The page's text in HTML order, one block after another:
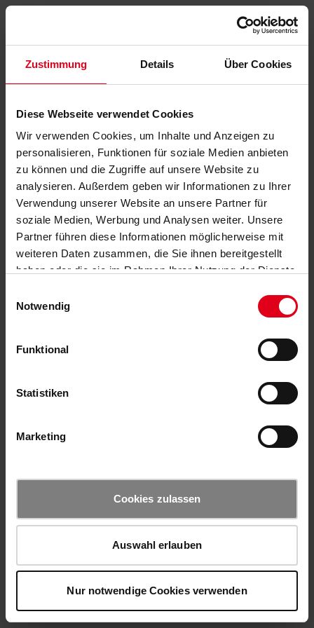
Zustimmung Details Über Cookies
Diese Webseite verwendet Cookies
Wir verwenden Cookies, um Inhalte und Anzeigen zu
personalisieren, Funktionen für soziale Medien anbieten
zu können und die Zugriffe auf unsere Website zu
analysieren. Außerdem geben wir Informationen zu Ihrer
Verwendung unserer Website an unsere Partner für
soziale Medien, Werbung und Analysen weiter. Unsere
Partner führen diese Informationen möglicherweise mit
weiteren Daten zusammen, die Sie ihnen bereitgestellt
haben oder die sie im Rahmen Ihrer Nutzung der Dienste
Notwendig
Funktional
Statistiken
Marketing
Cookies zulassen
Auswahl erlauben
Nur notwendige Cookies verwenden